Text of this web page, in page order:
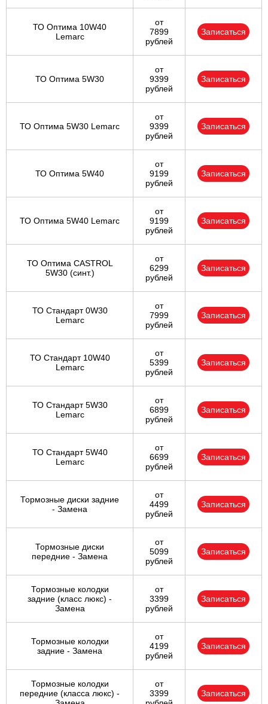
ТО Оптима 10W40
Lemarc
от
7899
рублей
Записаться
ТО Оптима 5W30
от
9399
рублей
Записаться
ТО Оптима 5W30 Lemarc
от
9399
рублей
Записаться
ТО Оптима 5W40
от
9199
рублей
Записаться
ТО Оптима 5W40 Lemarc
от
9199
рублей
Записаться
ТО Оптима CASTROL
5W30 (синт.)
от
6299
рублей
Записаться
ТО Стандарт 0W30
Lemarc
от
7999
рублей
Записаться
ТО Стандарт 10W40
Lemarc
от
5399
рублей
Записаться
ТО Стандарт 5W30
Lemarc
от
6899
рублей
Записаться
ТО Стандарт 5W40
Lemarc
от
6699
рублей
Записаться
Тормозные диски задние
- Замена
от
4499
рублей
Записаться
Тормозные диски
передние - Замена
от
5099
рублей
Записаться
Тормозные колодки
задние (класс люкс) -
Замена
от
3399
рублей
Записаться
Тормозные колодки
задние - Замена
от
4199
рублей
Записаться
Тормозные колодки
передние (класса люкс) -
от
3399
Записаться